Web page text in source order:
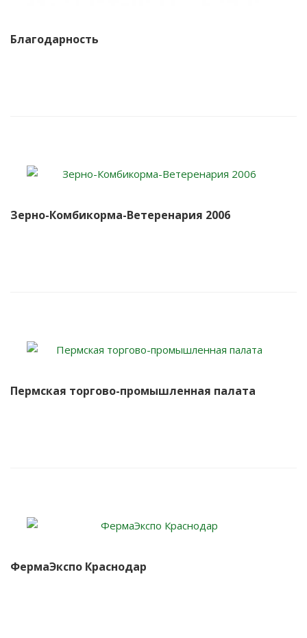
Благодарность
Зерно-Комбикорма-Ветеренария 2006
Пермская торгово-промышленная палата
ФермаЭкспо Краснодар